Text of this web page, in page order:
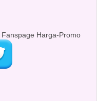
Harga-Promo